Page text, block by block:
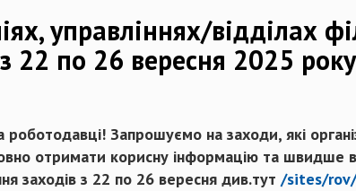
управліннях/відділах
22 по 26 вересня 2025 року
роботодавці! Запрошуємо на заходи, які
отримати корисну інформацію та швидше
заходів з 22 по 26 вересня див.тут /sites/